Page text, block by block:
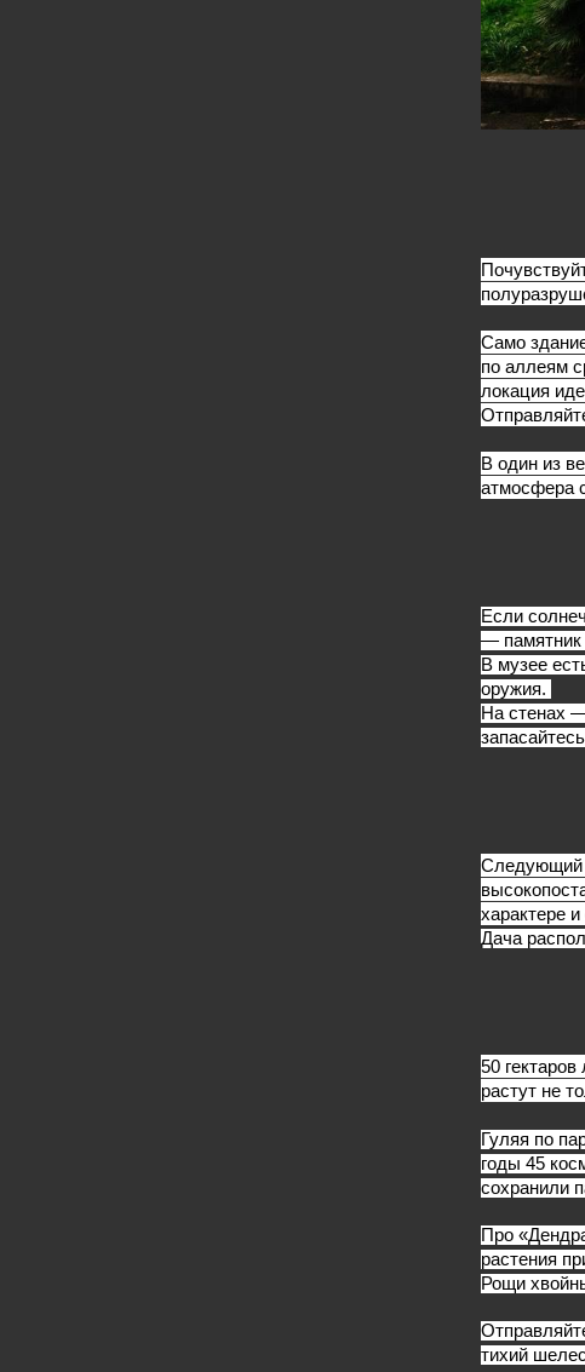
Само
по аллеям
локация
В один из
атмосфера
Если
— памятник
В музее
оружия.
На стенах
Следующий
характере
Дача
50
растут не
Гуляя по
годы 45
сохранили
Про
растения
Рощи
тихий